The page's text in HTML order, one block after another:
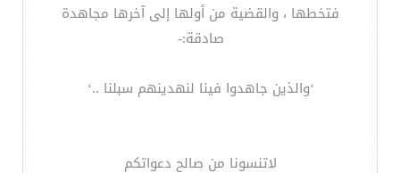
فتخطها ، والقضية من أولها إلى آخرها مجاهدة
صادقة:-
‘والذين جاهدوا فينا لنهدينهم سبلنا ..‘
لاتنسونا من صالح دعواتكم